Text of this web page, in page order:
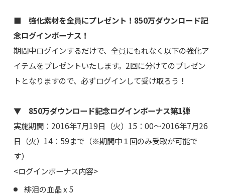
■ 強化素材を全員にプレゼント！850万ダウンロード記
念ログインボーナス！
期間中ログインするだけで、全員にもれなく以下の強化ア
イテムをプレゼントいたします。2回に分けてのプレゼン
トとなりますので、必ずログインして受け取ろう！
▼ 850万ダウンロード記念ログインボーナス第1弾
実施期間：2016年7月19日（火）15：00～2016年7月26
日（火）14：59まで（※期間中１回のみ受取が可能で
す）
<ログインボーナス内容>
緋泪の血晶 x 5